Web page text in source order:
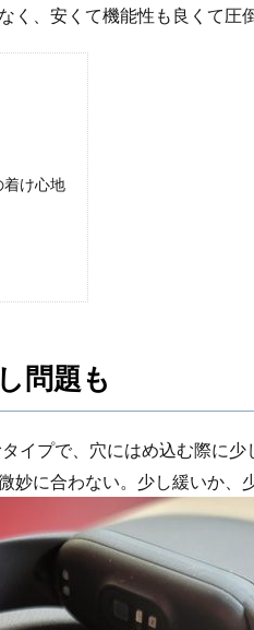
、安くて機能性も良くて圧
着け心地
問題も
イプで、穴にはめ込む際に少
妙に合わない。少し緩いか、